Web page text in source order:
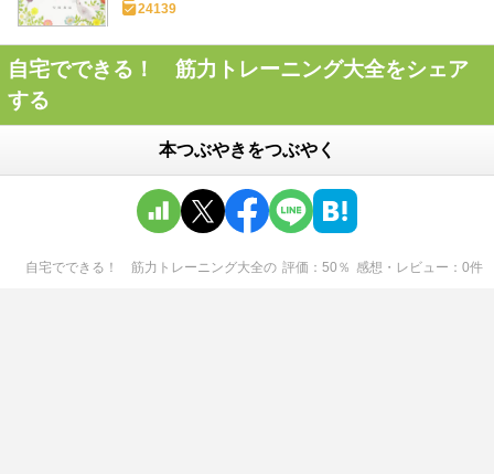
24139
自宅でできる！ 筋力トレーニング大全をシェア
する
本つぶやきをつぶやく
自宅でできる！ 筋力トレーニング大全の 評価 50 ％ 感想・レビュー 0件